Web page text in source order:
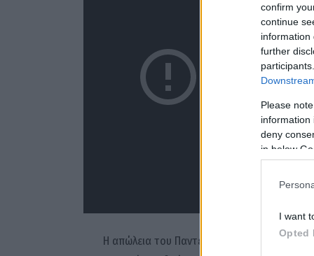
confirm
continue
information
further
Please
information
deny
in below
I want
Opted
Η απώλεια του Παντελή Παντελίδη